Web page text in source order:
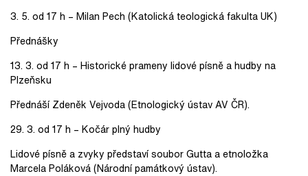
3. 5. od 17 h – Milan Pech (Katolická teologická fakulta UK)
Přednášky
13. 3. od 17 h – Historické prameny lidové písně a hudby na
Plzeňsku
Přednáší Zdeněk Vejvoda (Etnologický ústav AV ČR).
29. 3. od 17 h – Kočár plný hudby
Lidové písně a zvyky představí soubor Gutta a etnoložka
Marcela Poláková (Národní památkový ústav).